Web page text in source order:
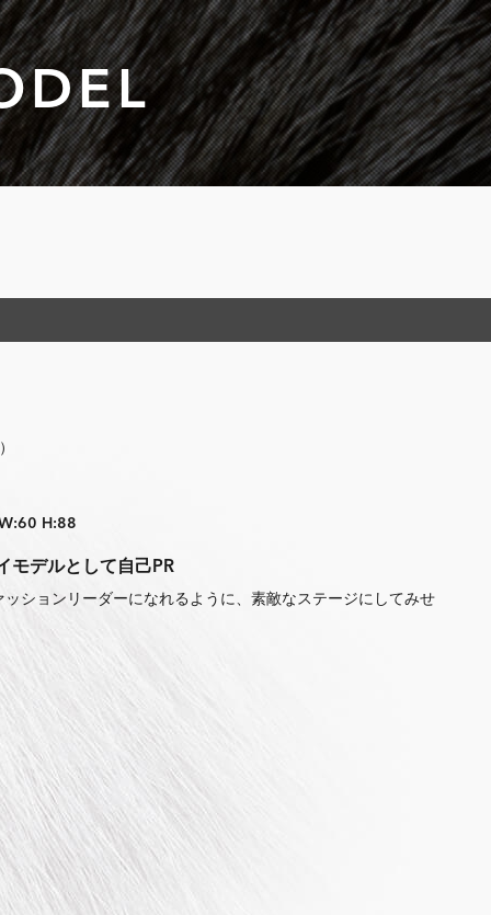
H:88
モデルとして自己PR
ッションリーダーになれるように、素敵なステージにしてみせ